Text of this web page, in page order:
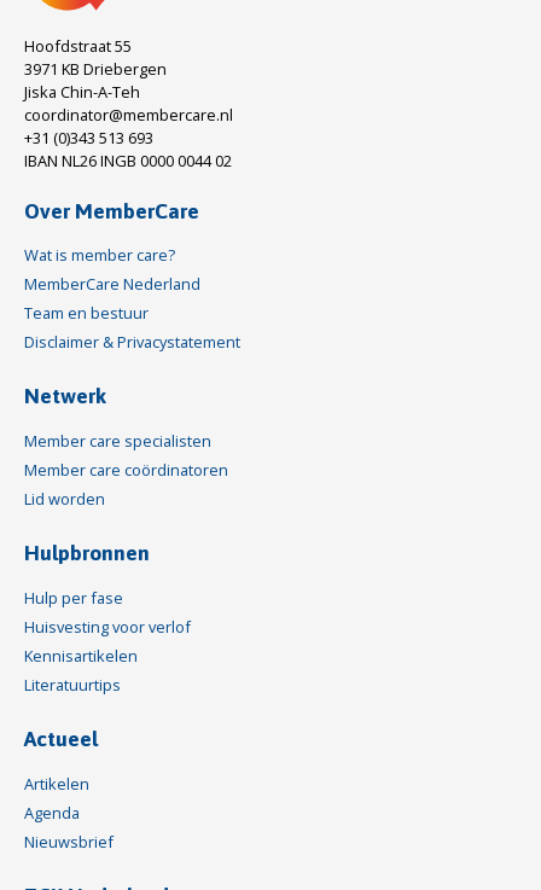
Hoofdstraat 55
3971 KB Driebergen
Jiska Chin-A-Teh
coordinator@membercare.nl
+31 (0)343 513 693
IBAN NL26 INGB 0000 0044 02
Over MemberCare
Wat is member care?
MemberCare Nederland
Team en bestuur
Disclaimer & Privacystatement
Netwerk
Member care specialisten
Member care coördinatoren
Lid worden
Hulpbronnen
Hulp per fase
Huisvesting voor verlof
Kennisartikelen
Literatuurtips
Actueel
Artikelen
Agenda
Nieuwsbrief